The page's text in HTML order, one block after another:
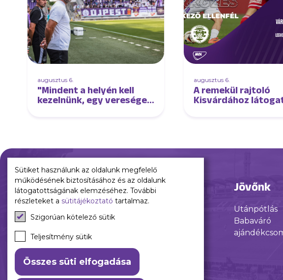
augusztus 6.
"Mindent a helyén kell
kezelnünk, egy vereséget
augusztus 6.
A remekül rajtoló
Kisvárdához
Múltunk
Történelmünk
Jelenünk Jövőnk
Utánpótlás
Babaváró
Sütiket használunk az oldalunk megfelelő
működésének biztosításához és az oldalunk
látogatottságának elemzéséhez. További
részleteket a sütitájékoztató tartalmaz.
Szigorúan kötelező sütik
Teljesítmény sütik
Összes süti elfogadása